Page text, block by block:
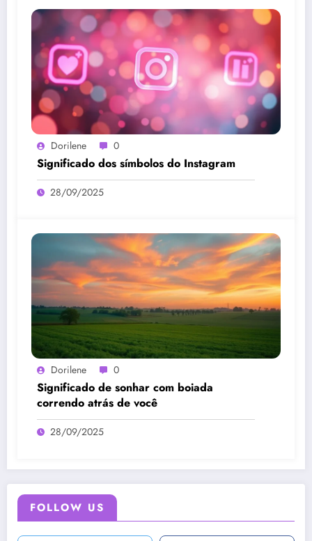
FOLLOW US
Dorilene 0
Significado dos símbolos do Instagram
28/09/2025
Dorilene 0
Significado de sonhar com boiada
correndo atrás de você
28/09/2025